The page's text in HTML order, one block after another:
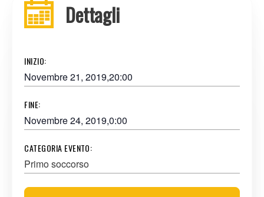
Dettagli
INIZIO:
Novembre 21, 2019,20:00
FINE:
Novembre 24, 2019,0:00
CATEGORIA EVENTO:
Primo soccorso